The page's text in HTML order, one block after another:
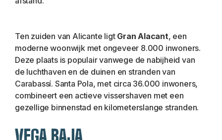
Ten zuiden van Alicante ligt Gran Alacant, een
moderne woonwijk met ongeveer 8.000 inwoners.
Deze plaats is populair vanwege de nabijheid van
de luchthaven en de duinen en stranden van
Carabassí. Santa Pola, met circa 36.000 inwoners,
combineert een actieve vissershaven met een
gezellige binnenstad en kilometerslange stranden.
VEGA BAJA